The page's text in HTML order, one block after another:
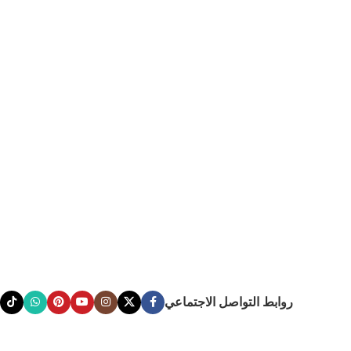
روابط التواصل الاجتماعي